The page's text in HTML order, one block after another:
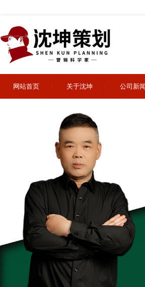
网站首页 关于沈坤 公司新闻